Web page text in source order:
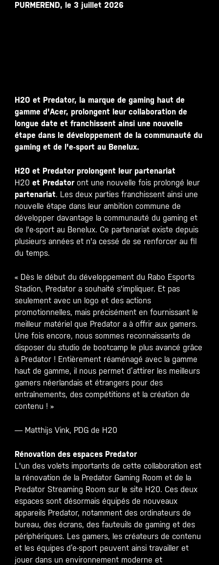
PURMEREND, le 3 juillet 2026
H2O et Predator, la marque de gaming haut de
gamme d'Acer, prolongent leur collaboration de
longue date et franchissent ainsi une nouvelle
étape dans le développement de la communauté du
gaming et de l'e-sport au Benelux.
H20 et Predator prolongent leur partenariat
H20 et Predator ont une nouvelle fois prolongé leur
partenariat. Les deux parties franchissent ainsi une
nouvelle étape dans leur ambition commune de
développer davantage la communauté du gaming et
de l'e-sport au Benelux. Ce partenariat existe depuis
plusieurs années et n'a cessé de se renforcer au fil
du temps.
« Dès le début du développement du Rabo Esports
Stadion, Predator a souhaité s'impliquer. Et pas
seulement avec un logo et des actions
promotionnelles, mais précisément en fournissant le
meilleur matériel que Predator a à offrir aux gamers.
Une fois encore, nous sommes reconnaissants de
disposer du studio de bootcamp le plus avancé grâce
à Predator ! Entièrement réaménagé avec la gamme
haut de gamme, il nous permet d’attirer les meilleurs
gamers néerlandais et étrangers pour des
entraînements, des compétitions et la création de
contenu ! »
— Matthijs Vink, PDG de H20
Rénovation des espaces Predator
L'un des volets importants de cette collaboration est
la rénovation de la Predator Gaming Room et de la
Predator Streaming Room sur le site H20. Ces deux
espaces sont désormais équipés de nouveaux
appareils Predator, notamment des ordinateurs de
bureau, des écrans, des fauteuils de gaming et des
périphériques. Les gamers, les créateurs de contenu
et les équipes d’e-sport peuvent ainsi travailler et
jouer dans un environnement moderne et